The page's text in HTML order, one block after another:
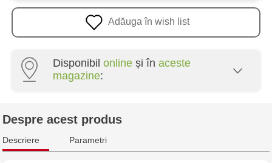
Adăuga în wish list
Disponibil online și în aceste
magazine:
Multistore Centru - bd. Cantemir, 6
Despre acest produs
Descriere Parametri